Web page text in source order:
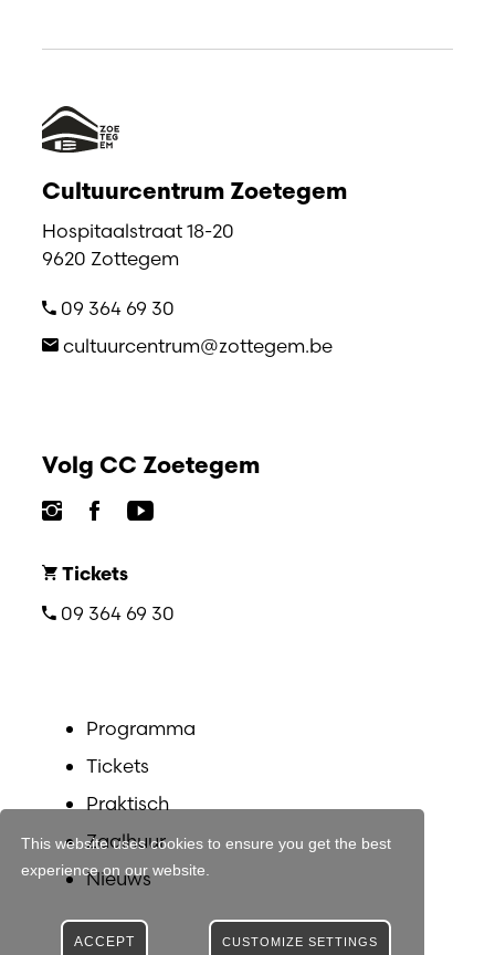
This website uses cookies to ensure you get the best
experience on our website.
CUSTOMIZE SETTINGS
ACCEPT
Cultuurcentrum Zoetegem
Hospitaalstraat 18-20
9620 Zottegem
09 364 69 30
cultuurcentrum@zottegem.be
Volg CC Zoetegem
Tickets
09 364 69 30
Programma
Tickets
Praktisch
Zaalhuur
Nieuws